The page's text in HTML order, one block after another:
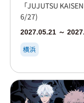
「JUJUTSU
6/27)
2027.05.21 ～
横浜